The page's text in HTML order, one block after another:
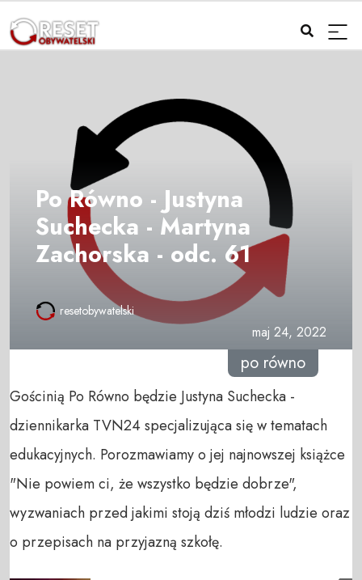
Po Równo - Justyna
Suchecka - Martyna
Zachorska - odc. 61
resetobywatelski
maj 24, 2022
po równo
Gościnią Po Równo będzie Justyna Suchecka -
dziennikarka TVN24 specjalizująca się w tematach
edukacyjnych. Porozmawiamy o jej najnowszej książce
"Nie powiem ci, że wszystko będzie dobrze",
wyzwaniach przed jakimi stoją dziś młodzi ludzie oraz
o przepisach na przyjazną szkołę.